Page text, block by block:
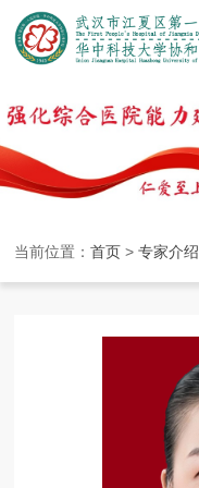
当前位置：首页 >专家介绍